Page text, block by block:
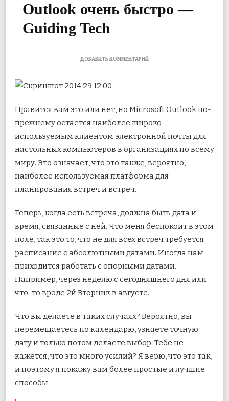
Outlook очень быстро —
Guiding Tech
ДОБАВИТЬ КОММЕНТАРИЙК
OUTLOOK
—
Нравится вам это или нет, но Microsoft Outlook по-
прежнему остается наиболее широко
используемым клиентом электронной почты для
настольных компьютеров в организациях по всему
миру. Это означает, что это также, вероятно,
наиболее используемая платформа для
планирования встреч и встреч.
Теперь, когда есть встреча, должна быть дата и
время, связанные с ней. Что меня беспокоит в этом
поле, так это то, что не для всех встреч требуется
расписание с абсолютными датами. Иногда нам
приходится работать с опорными датами.
Например, через неделю с сегодняшнего дня или
что-то вроде 2й Вторник в августе.
Что вы делаете в таких случаях? Вероятно, вы
перемещаетесь по календарю, узнаете точную
дату и только потом делаете выбор. Тебе не
кажется, что это много усилий? Я верю, что это так,
и поэтому я покажу вам более простые и лучшие
способы.